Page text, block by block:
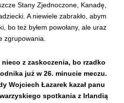
Stany Zjednoczone, Kanadę,
A niewiele zabrakło, abym
bo też byłem powołany, ale uraz
zgrupowania.
z zaskoczenia, bo rzadko
już w 26. minucie meczu.
Wojciech Łazarek kazał panu
spotkania z Irlandią